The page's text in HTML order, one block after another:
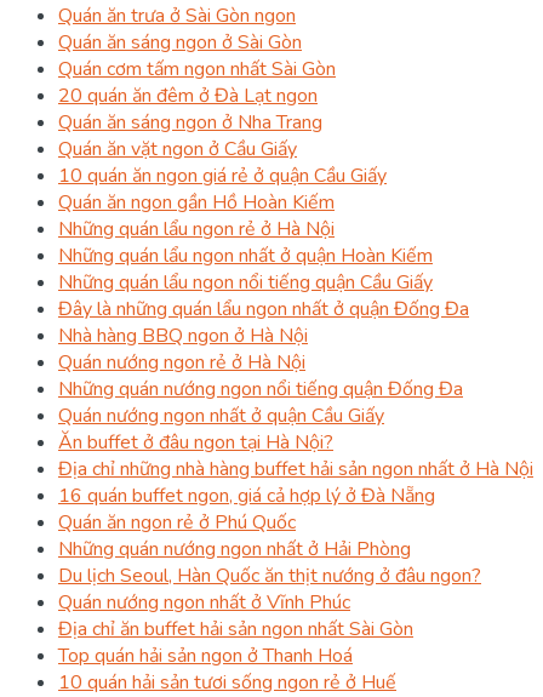
Quán ăn trưa ở Sài Gòn ngon
Quán ăn sáng ngon ở Sài Gòn
Quán cơm tấm ngon nhất Sài Gòn
20 quán ăn đêm ở Đà Lạt ngon
Quán ăn sáng ngon ở Nha Trang
Quán ăn vặt ngon ở Cầu Giấy
10 quán ăn ngon giá rẻ ở quận Cầu Giấy
Quán ăn ngon gần Hồ Hoàn Kiếm
Những quán lẩu ngon rẻ ở Hà Nội
Những quán lẩu ngon nhất ở quận Hoàn Kiếm
Những quán lẩu ngon nổi tiếng quận Cầu Giấy
Đây là những quán lẩu ngon nhất ở quận Đống Đa
Nhà hàng BBQ ngon ở Hà Nội
Quán nướng ngon rẻ ở Hà Nội
Những quán nướng ngon nổi tiếng quận Đống Đa
Quán nướng ngon nhất ở quận Cầu Giấy
Ăn buffet ở đâu ngon tại Hà Nội?
Địa chỉ những nhà hàng buffet hải sản ngon nhất ở Hà Nội
16 quán buffet ngon, giá cả hợp lý ở Đà Nẵng
Quán ăn ngon rẻ ở Phú Quốc
Những quán nướng ngon nhất ở Hải Phòng
Du lịch Seoul, Hàn Quốc ăn thịt nướng ở đâu ngon?
Quán nướng ngon nhất ở Vĩnh Phúc
Địa chỉ ăn buffet hải sản ngon nhất Sài Gòn
Top quán hải sản ngon ở Thanh Hoá
10 quán hải sản tươi sống ngon rẻ ở Huế